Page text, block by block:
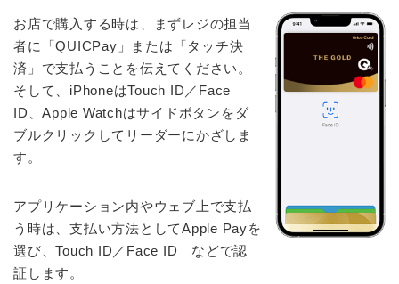
お店で購入する時は、まずレジの担当
者に「QUICPay」または「タッチ決
済」で支払うことを伝えてください。
そして、iPhoneはTouch ID／Face
ID、Apple Watchはサイドボタンをダ
ブルクリックしてリーダーにかざしま
す。
アプリケーション内やウェブ上で支払
う時は、支払い方法としてApple Payを
選び、Touch ID／Face ID などで認
証します。